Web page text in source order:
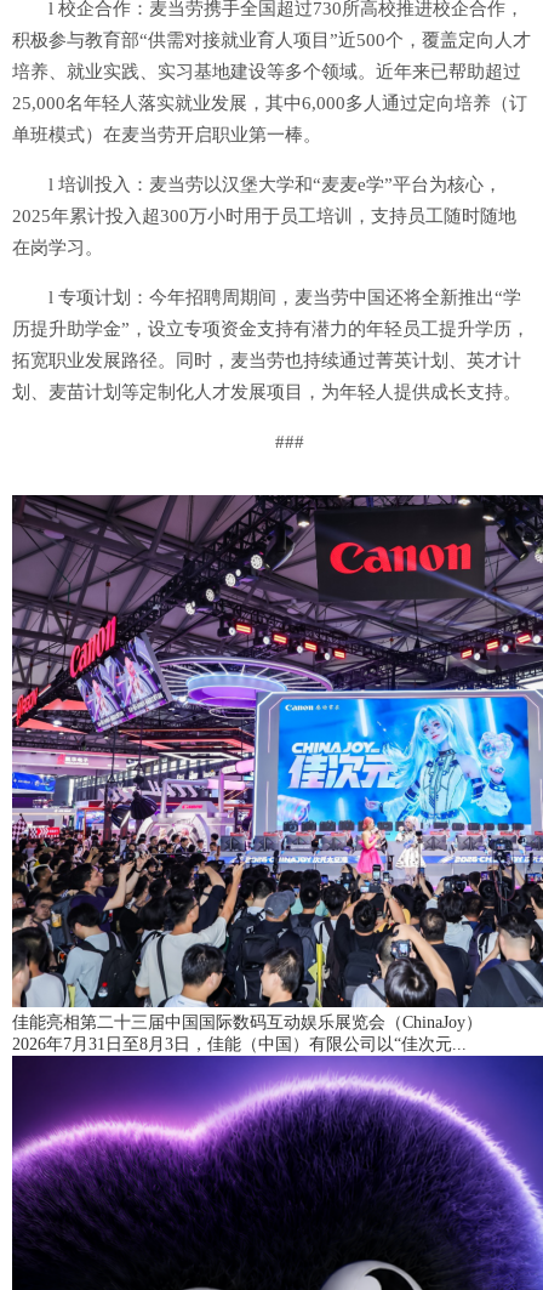
l 校企合作：麦当劳携手全国超过730所高校推进校企合作，
积极参与教育部“供需对接就业育人项目”近500个，覆盖定向人才
培养、就业实践、实习基地建设等多个领域。近年来已帮助超过
25,000名年轻人落实就业发展，其中6,000多人通过定向培养（订
单班模式）在麦当劳开启职业第一棒。
l 培训投入：麦当劳以汉堡大学和“麦麦e学”平台为核心，
2025年累计投入超300万小时用于员工培训，支持员工随时随地
在岗学习。
l 专项计划：今年招聘周期间，麦当劳中国还将全新推出“学
历提升助学金”，设立专项资金支持有潜力的年轻员工提升学历，
拓宽职业发展路径。同时，麦当劳也持续通过菁英计划、英才计
划、麦苗计划等定制化人才发展项目，为年轻人提供成长支持。
###
‌佳能亮相第二十三届中国国际数码互动娱乐展览会（ChinaJoy）
2026年7月31日至8月3日，佳能（中国）有限公司以“佳次元...